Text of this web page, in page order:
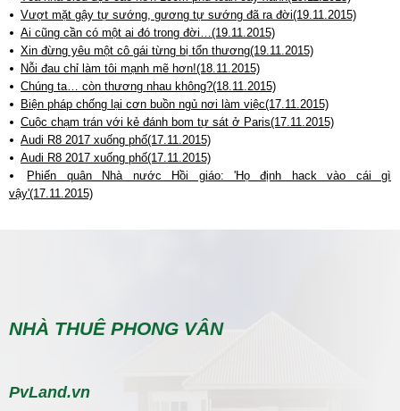
Vượt mặt gậy tự sướng, gương tự sướng đã ra đời(19.11.2015)
Ai cũng cần có một ai đó trong đời…(19.11.2015)
Xin đừng yêu một cô gái từng bị tổn thương(19.11.2015)
Nỗi đau chỉ làm tôi mạnh mẽ hơn!(18.11.2015)
Chúng ta… còn thương nhau không?(18.11.2015)
Biện pháp chống lại cơn buồn ngủ nơi làm việc(17.11.2015)
Cuộc chạm trán với kẻ đánh bom tự sát ở Paris(17.11.2015)
Audi R8 2017 xuống phố(17.11.2015)
Audi R8 2017 xuống phố(17.11.2015)
Phiến quân Nhà nước Hồi giáo: 'Họ định hack vào cái gì
vậy'(17.11.2015)
NHÀ THUÊ PHONG VÂN
PvLand.vn